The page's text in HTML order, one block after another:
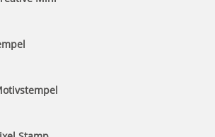
LINE 117 Stempelfarbe 250 ml